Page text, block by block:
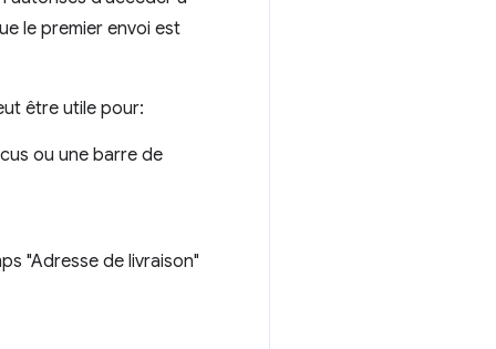
le premier envoi est
être utile pour:
ou une barre de
"Adresse de livraison"